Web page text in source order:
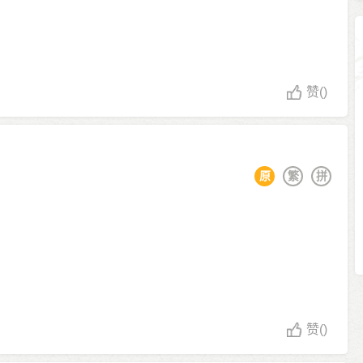
赞()
拼
繁
原
赞()